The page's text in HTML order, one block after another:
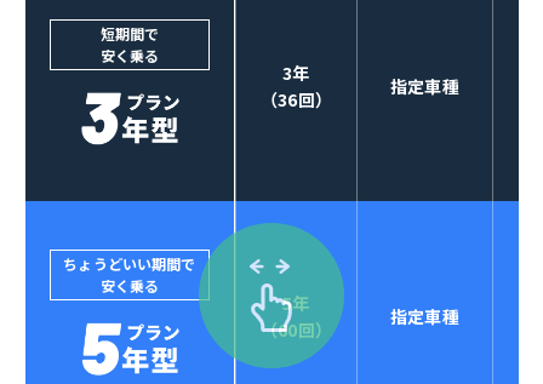
3
オプションも選べる！
POINT
4
セブンマックスなら
クレジットカード払い可能
短期間で
安く乗る
3年
（36回）
指定車種
ちょうどいい期間で
安く乗る
5年
（60回）
指定車種